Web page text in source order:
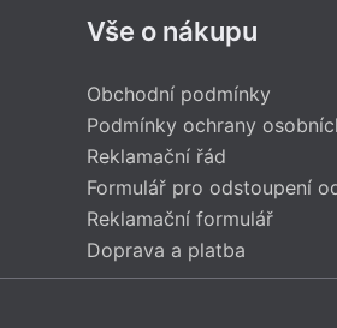
Vše o nákupu
Obchodní podmínky
Podmínky ochrany
Reklamační řád
Formulář pro odstoupení
Reklamační formulář
Doprava a platba